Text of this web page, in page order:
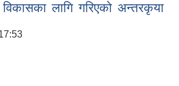
लागि गरिएको अन्तरकृया